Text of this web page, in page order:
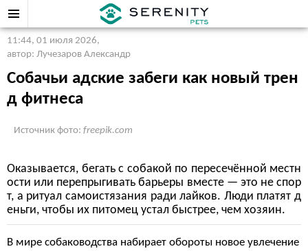
11:44, 01 июля 2026,
автор: Лучезаров Александр
Собачьи адские забеги как новый трен
д фитнеса
Источник фото: freepik.com
Оказывается, бегать с собакой по пересечённой местн
ости или перепрыгивать барьеры вместе — это не спор
т, а ритуал самоистязания ради лайков. Люди платят д
еньги, чтобы их питомец устал быстрее, чем хозяин.
В мире собаководства набирает обороты новое увлечение